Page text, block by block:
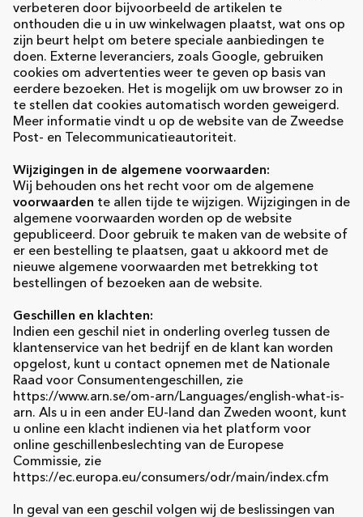
verbeteren door bijvoorbeeld de artikelen te
onthouden die u in uw winkelwagen plaatst, wat ons op
zijn beurt helpt om betere speciale aanbiedingen te
doen. Externe leveranciers, zoals Google, gebruiken
cookies om advertenties weer te geven op basis van
eerdere bezoeken. Het is mogelijk om uw browser zo in
te stellen dat cookies automatisch worden geweigerd.
Meer informatie vindt u op de website van de Zweedse
Post- en Telecommunicatieautoriteit.
Wijzigingen in de algemene voorwaarden:
Wij behouden ons het recht voor om de algemene
voorwaarden te allen tijde te wijzigen. Wijzigingen in de
algemene voorwaarden worden op de website
gepubliceerd. Door gebruik te maken van de website of
er een bestelling te plaatsen, gaat u akkoord met de
nieuwe algemene voorwaarden met betrekking tot
bestellingen of bezoeken aan de website.
Geschillen en klachten:
Indien een geschil niet in onderling overleg tussen de
klantenservice van het bedrijf en de klant kan worden
opgelost, kunt u contact opnemen met de Nationale
Raad voor Consumentengeschillen, zie
https://www.arn.se/om-arn/Languages/english-what-is-
arn. Als u in een ander EU-land dan Zweden woont, kunt
u online een klacht indienen via het platform voor
online geschillenbeslechting van de Europese
Commissie, zie
https://ec.europa.eu/consumers/odr/main/index.cfm
In geval van een geschil volgen wij de beslissingen van